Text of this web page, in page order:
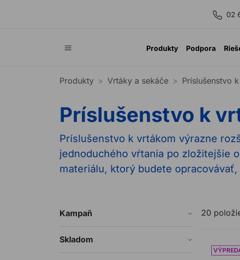
02
Produkty Podpora
Produkty Vrtáky a sekáče Príslušenstvo
Príslušenstvo k
Príslušenstvo k vrtákom výrazne
jednoduchého vŕtania po zložitejšie
materiálu, ktorý budete
Kampaň
Skladom
20
Tyč